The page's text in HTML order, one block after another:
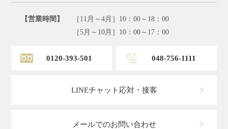
【営業時間】
［11月～4月］10：00～18：00
［5月～10月］10：00～17：00
0120-393-501 048-756-1111
LINEチャット応対・接客
メールでのお問い合わせ